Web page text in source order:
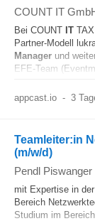
COUNT IT
Bei COUNT IT
Partner-Modell
Manager und
EFE-Team
appcast.io - 3
Teamleiter:in
(m/w/d)
Pendl Piswanger
mit Expertise in
Bereich
Studium im